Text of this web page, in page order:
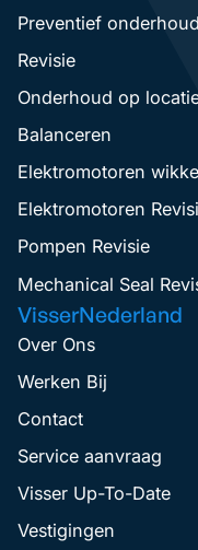
Preventief onderhoud
Revisie
Onderhoud op
Balanceren
Elektromotoren
Elektromotoren
Pompen Revisie
Mechanical Seal
VisserNederland
Over Ons
Werken Bij
Contact
Service aanvraag
Visser Up-To-Date
Vestigingen